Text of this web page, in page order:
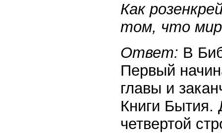
Как
том, что мир
Ответ: В
Первый
главы и
Книги Бытия.
четвертой